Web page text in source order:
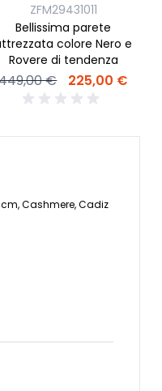
ZFM29431011
Bellissima parete
colore Nero e
Rovere di tendenza
€ 225,00 €
Cashmere, Cadiz